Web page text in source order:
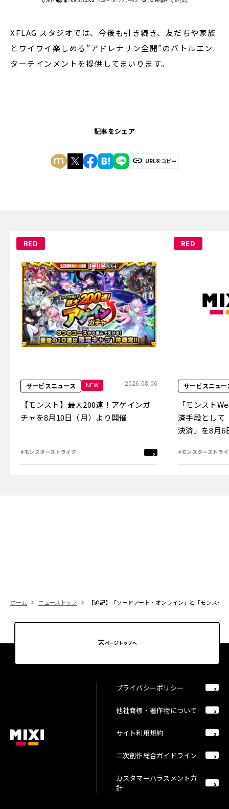
XFLAG スタジオでは、今後も引き続き、友だちや家族
とワイワイ楽しめる”アドレナリン全開”のバトルエン
ターテインメントを提供してまいります。
記事をシェア
URLをコピー
RED
サービスニュース NEW 2026.08.06
【モンスト】最大200連！アゲインガ
チャを8月10日（月）より開催
#モンスターストライク
RED
サービスニュー
「モンスト
済手段として
決済」を8月6
#モンスターストラ
ホーム ニューストップ 【追記】「ソードアート・オンライン」と「モンス
ページトップへ
プライバシーポリシー
他社商標・著作物について
サイト利用規約
二次創作総合ガイドライン
カスタマーハラスメント方
針